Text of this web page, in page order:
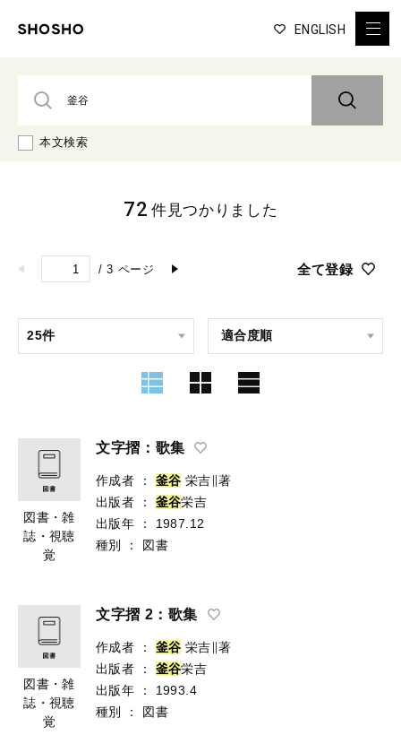
ENGLISH
本文検索
/ 3 ページ 全て登録
72 件見つかりました
図書・雑
誌・視聴
覚
文字摺：歌集
作成者 ： 釜谷 栄吉∥著
出版者
： 釜谷栄吉
出版年
：
1987.12
種別
： 図書
図書・雑
誌・視聴
覚
文字摺 2：歌集
作成者 ： 釜谷 栄吉∥著
出版者
： 釜谷栄吉
出版年
：
1993.4
種別
： 図書